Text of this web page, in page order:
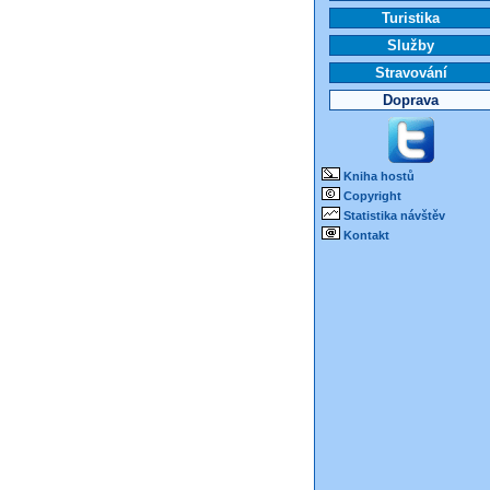
Turistika
Služby
Stravování
Doprava
Kniha hostů
Copyright
Statistika návštěv
Kontakt